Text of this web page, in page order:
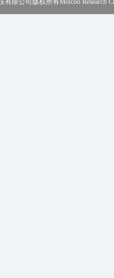
有限公司版权所有Molcoo Research